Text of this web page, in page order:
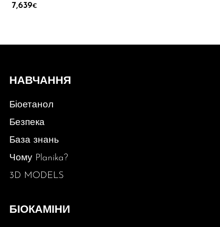
7,639€
НАВЧАННЯ
Біоетанол
Безпека
База знань
Чому Planika?
3D MODELS
БІОКАМІНИ